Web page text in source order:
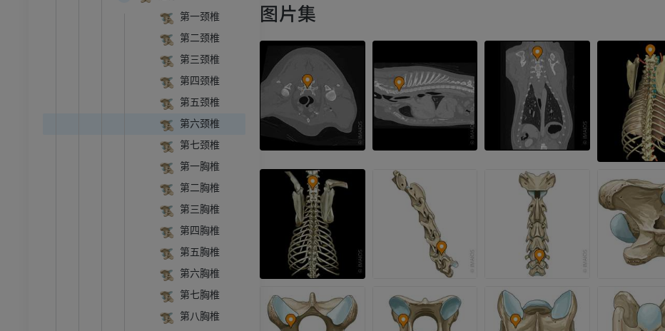
第一颈椎
第二颈椎
第三颈椎
第四颈椎
第五颈椎
第六颈椎
第七颈椎
第一胸椎
第二胸椎
第三胸椎
第四胸椎
第五胸椎
第六胸椎
第七胸椎
第八胸椎
图片集
牛：一般解剖学
插画
马
优质会员
老鼠
老鼠-全身
计算机体层摄影